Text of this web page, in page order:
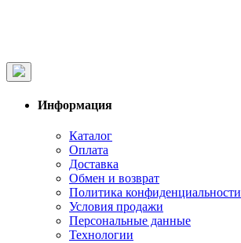
Информация
Каталог
Оплата
Доставка
Обмен и возврат
Политика конфиденциальности
Условия продажи
Персональные данные
Технологии